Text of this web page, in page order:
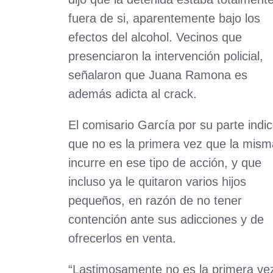
fuera de si, aparentemente bajo los
efectos del alcohol. Vecinos que
presenciaron la intervención policial,
señalaron que Juana Ramona es
además adicta al crack.
El comisario García por su parte
que no es la primera vez que la
incurre en ese tipo de acción, y que
incluso ya le quitaron varios hijos
pequeños, en razón de no tener
contención ante sus adicciones y de
ofrecerlos en venta.
“Lastimosamente no es la primera